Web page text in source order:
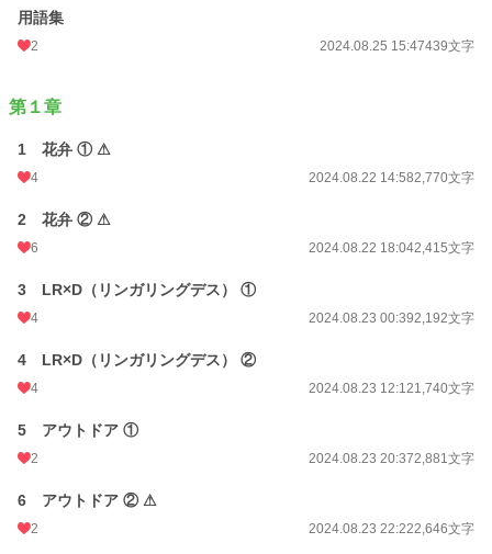
お気に入り
24h.ポイント 0 pt
文字数
更新日時 2024.12.11 12:16
2024.12.11 12:17
累計ポイント
用語集
2 2024.08.25 15:47439文字
第１章
1 花弁 ① ⚠
4 2024.08.22 14:582,770文字
2 花弁 ② ⚠
6 2024.08.22 18:042,415文字
3 LR×D（リンガリングデス） ①
4 2024.08.23 00:392,192文字
4 LR×D（リンガリングデス） ②
4 2024.08.23 12:121,740文字
5 アウトドア ①
2 2024.08.23 20:372,881文字
6 アウトドア ② ⚠
2 2024.08.23 22:222,646文字